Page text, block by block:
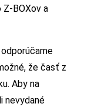
Z-BOXov a
že časť z
Aby na
nevydané